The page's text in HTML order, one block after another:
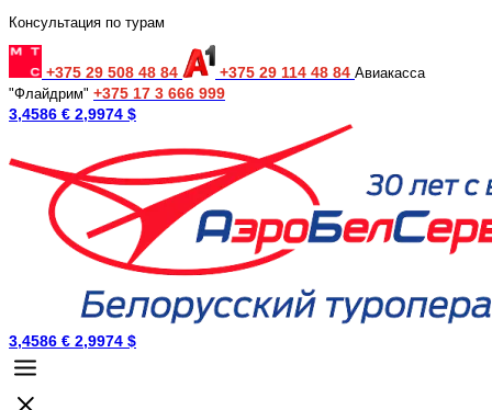
Консультация по турам
+375 29 508 48 84 +375 29 114 48 84 Авиакасса
"Флайдрим" +375 17 3 666 999
3,4586 € 2,9974 $
3,4586 € 2,9974 $